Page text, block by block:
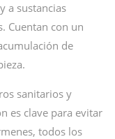
a sustancias
Cuentan con un
de
sanitarios y
es clave para evitar
todos los